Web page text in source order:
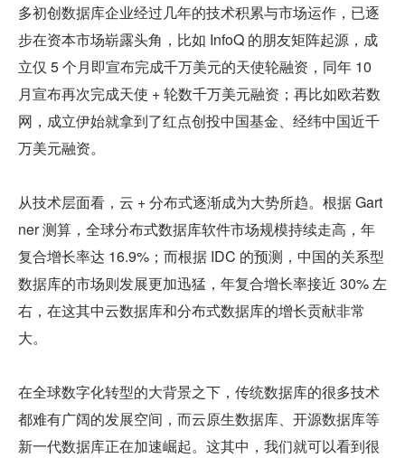
多初创数据库企业经过几年的技术积累与市场运作，已逐
步在资本市场崭露头角，比如 InfoQ 的朋友矩阵起源，成
立仅 5 个月即宣布完成千万美元的天使轮融资，同年 10
月宣布再次完成天使 + 轮数千万美元融资；再比如欧若数
网，成立伊始就拿到了红点创投中国基金、经纬中国近千
万美元融资。
从技术层面看，云 + 分布式逐渐成为大势所趋。根据 Gart
ner 测算，全球分布式数据库软件市场规模持续走高，年
复合增长率达 16.9%；而根据 IDC 的预测，中国的关系型
数据库的市场则发展更加迅猛，年复合增长率接近 30% 左
右，在这其中云数据库和分布式数据库的增长贡献非常
大。
在全球数字化转型的大背景之下，传统数据库的很多技术
都难有广阔的发展空间，而云原生数据库、开源数据库等
新一代数据库正在加速崛起。这其中，我们就可以看到很